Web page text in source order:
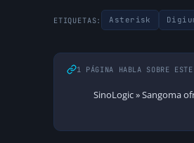
ETIQUETAS: Asterisk
1 PÁGINA HABLA SOBRE
SinoLogic » Sangoma